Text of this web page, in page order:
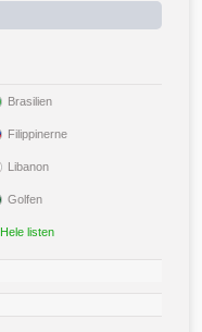
Brasilien
Filippinerne
Libanon
Golfen
Hele listen